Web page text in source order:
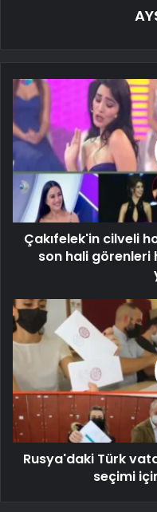
Çakıfelek'in cilveli
son hali görenleri
Rusya'daki Türk
seçimi